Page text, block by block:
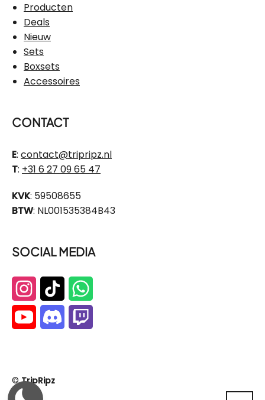
Producten
Deals
Nieuw
Sets
Boxsets
Accessoires
CONTACT
E: contact@tripripz.nl
T: +31 6 27 09 65 47
KVK: 59508655
BTW: NL001535384B43
SOCIAL MEDIA
©TripRipz